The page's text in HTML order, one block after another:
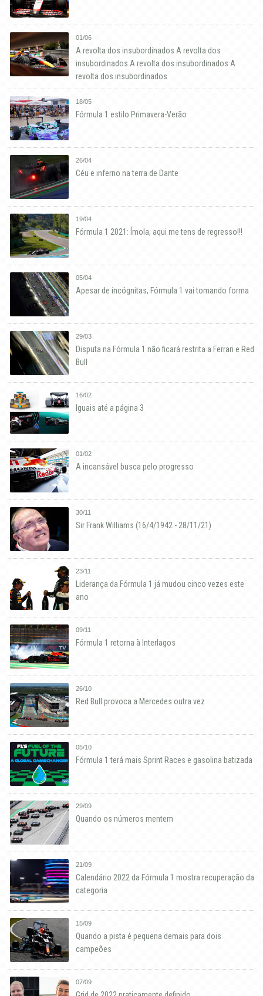
01/06
A revolta dos insubordinados A revolta dos
insubordinados A revolta dos insubordinados A
revolta dos insubordinados
18/05
Fórmula 1 estilo Primavera-Verão
26/04
Céu e inferno na terra de Dante
19/04
Fórmula 1 2021: Ímola, aqui me tens de regresso!!!
05/04
Apesar de incógnitas, Fórmula 1 vai tomando forma
29/03
Disputa na Fórmula 1 não ficará restrita a Ferrari e Red
Bull
16/02
Iguais até a página 3
01/02
A incansável busca pelo progresso
30/11
Sir Frank Williams (16/4/1942 - 28/11/21)
23/11
Liderança da Fórmula 1 já mudou cinco vezes este
ano
09/11
Fórmula 1 retorna à Interlagos
26/10
Red Bull provoca a Mercedes outra vez
05/10
Fórmula 1 terá mais Sprint Races e gasolina batizada
29/09
Quando os números mentem
21/09
Calendário 2022 da Fórmula 1 mostra recuperação da
categoria
15/09
Quando a pista é pequena demais para dois
campeões
07/09